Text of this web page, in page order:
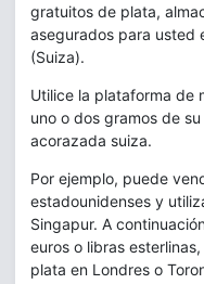
gratuitos de plata,
asegurados para usted
(Suiza).
Utilice la plataforma de
uno o dos gramos de
acorazada suiza.
Por ejemplo, puede
estadounidenses y
Singapur. A
euros o libras
plata en Londres o